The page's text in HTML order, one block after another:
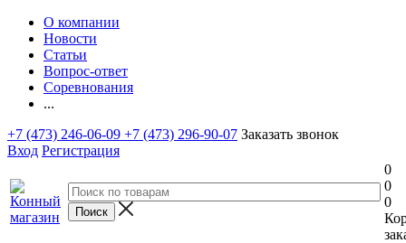
О компании
Новости
Статьи
Вопрос-ответ
Соревнования
...
+7 (473) 246-06-09 +7 (473) 296-90-07 Заказать звонок
Вход Регистрация
0
0
0